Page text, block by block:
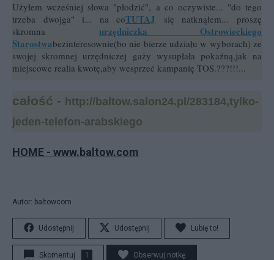
Użyłem wcześniej słowa "płodzić", a co oczywiste... "do tego
trzeba dwojga" i... na coTUTAJ się natknąłem... proszę
skromna urzędniczka Ostrowieckiego
Starostwabezinteresownie(bo nie bierze udziału w wyborach) ze
swojej skromnej urzędniczej gaży wysupłała pokaźną,jak na
miejscowe realia kwotę,aby wesprzeć kampanię TOS.???!!!...
całość - http://baltow.salon24.pl/283184,tylko-
jeden-telefon-arabskiego
HOME - www.baltow.com
Autor: baltowcom
Udostępnij Udostępnij Lubię to!
Skomentuj 1 Obserwuj notkę